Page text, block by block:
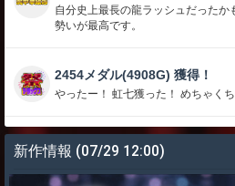
自分史上最長の龍ラッシュだった
勢いが最高です。
2454メダル(4908G) 獲得！
やったー！ 虹七獲った！ めちゃくち
5730メダル(11460G) 獲得！
17連荘くらいして永遠に続きそう
伝説大好きです
新作情報 (07/29 12:00)